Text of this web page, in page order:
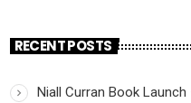
RECENT POSTS
Niall Curran Book